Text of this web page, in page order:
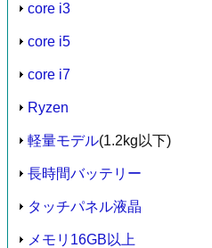
core i3
core i5
core i7
Ryzen
軽量モデル(1.2kg以下)
長時間バッテリー
タッチパネル液晶
メモリ16GB以上